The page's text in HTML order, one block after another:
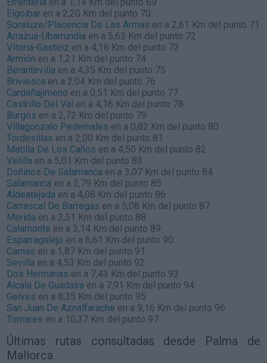
Elgoibar en a 2,20 Km del punto 70
Soraluze/Placencia De Las Armas en a 2,61 Km del punto 71
Arrazua-Ubarrundia en a 5,63 Km del punto 72
Vitoria-Gasteiz en a 4,16 Km del punto 73
Armión en a 1,21 Km del punto 74
Berantevilla en a 4,35 Km del punto 75
Briviesca en a 2,04 Km del punto 76
Cardeñajimeno en a 0,51 Km del punto 77
Castrillo Del Val en a 4,16 Km del punto 78
Burgos en a 2,72 Km del punto 79
Villagonzalo Pedernales en a 0,82 Km del punto 80
Tordesillas en a 2,00 Km del punto 81
Matilla De Los Caños en a 4,50 Km del punto 82
Velilla en a 5,01 Km del punto 83
Doñinos De Salamanca en a 3,07 Km del punto 84
Salamanca en a 3,79 Km del punto 85
Aldeatejada en a 4,08 Km del punto 86
Carrascal De Barregas en a 5,08 Km del punto 87
Merida en a 3,51 Km del punto 88
Calamonte en a 3,14 Km del punto 89
Esparragalejo en a 6,61 Km del punto 90
Camas en a 1,87 Km del punto 91
Sevilla en a 4,53 Km del punto 92
Dos Hermanas en a 7,43 Km del punto 93
Alcala De Guadaira en a 7,91 Km del punto 94
Gelves en a 8,35 Km del punto 95
San Juan De Aznalfarache en a 9,16 Km del punto 96
Tomares en a 10,37 Km del punto 97
Últimas rutas consultadas desde Palma de
Mallorca